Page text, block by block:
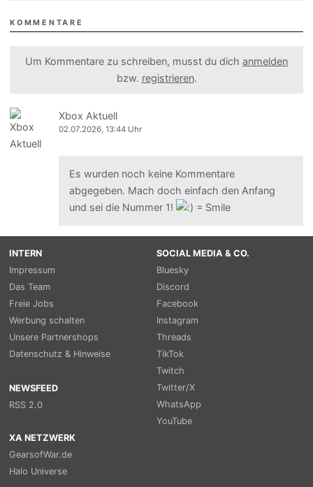
KOMMENTARE
Um Kommentare zu schreiben, musst du dich anmelden
bzw. registrieren.
Xbox Aktuell
02.07.2026, 13:44 Uhr
Es wurden noch keine Kommentare
abgegeben. Mach doch einfach den Anfang
und sei die Nummer 1!
INTERN
Impressum
Das Team
Freie Jobs
Werbung schalten
Unsere Partnershops
Datenschutz & Hinweise
NEWSFEED
RSS 2.0
SOCIAL MEDIA & CO.
Bluesky
Discord
Facebook
Instagram
Threads
TikTok
Twitch
Twitter/X
WhatsApp
YouTube
XA NETZWERK
GearsofWar.de
Halo Universe